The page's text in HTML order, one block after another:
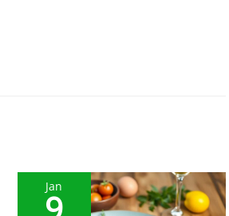
Jan